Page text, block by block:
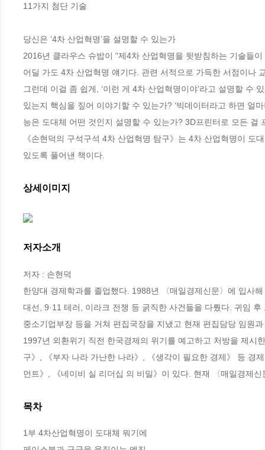
11가지 첨단 기술
당신은 ‘4차 산업혁명’을 설명할 수 있는가
2016년 클라우스 슈밥이 “제4차 산업혁명을 뒷받침하는 기술들
어딜 가도 4차 산업혁명 얘기다. 관련 서적으로 가득한 서점이나
그런데 이걸 좀 쉽게, ‘이런 게 4차 산업혁명이야’라고 설명할 수
있는지 핵심을 짚어 이야기할 수 있는가? ‘빅데이터라고 하면 얼
능은 도대체 어떤 것인지 설명할 수 있는가? 3D프린터로 모든
《손현덕의 구석구석 4차 산업혁명 탐구》는 4차 산업혁명이
있도록 풀어낸 책이다.
상세이미지
저자소개
저자 : 손현덕
한양대 경제학과를 졸업했다. 1988년 〈매일경제신문〉에 입사
대선, 9·11 테러, 이라크 전쟁 등 굵직한 사건들을 다뤘다. 귀임 후
중소기업부장 등을 거쳐 편집국장을 지냈고 현재 편집담당 임원
1997년 외환위기 직전 한국경제의 위기를 예고하고 처방을 제시
구》, 《부자 나라 가난한 나라》, 《생각이 필요한 경제》 등 경
먼트》, 《네이비 실 리더십 의 비밀》이 있다. 현재 〈매일경제신
목차
1부 4차산업혁명이 도대체 뭐기에